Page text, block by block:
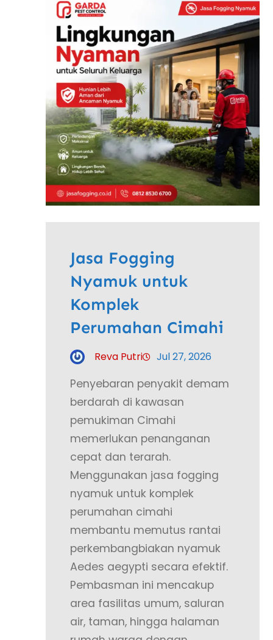
Jasa Fogging
Nyamuk untuk
Komplek
Perumahan Cimahi
Reva Putri Jul 27, 2026
Penyebaran penyakit demam
berdarah di kawasan
pemukiman Cimahi
memerlukan penanganan
cepat dan terarah.
Menggunakan jasa fogging
nyamuk untuk komplek
perumahan cimahi
membantu memutus rantai
perkembangbiakan nyamuk
Aedes aegypti secara efektif.
Pembasman ini mencakup
area fasilitas umum, saluran
air, taman, hingga halaman